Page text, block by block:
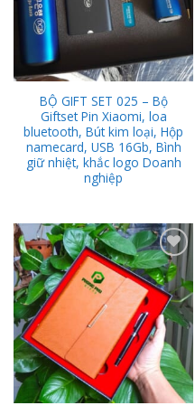
BỘ GIFT SET 025 – Bộ
Giftset Pin Xiaomi, loa
bluetooth, Bút kim loại, Hộp
namecard, USB 16Gb, Bình
giữ nhiệt, khắc logo Doanh
nghiệp
Add to
Wishlist